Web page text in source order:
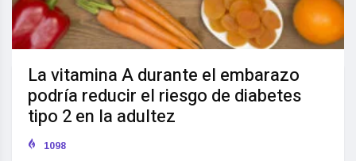
La vitamina A durante el embarazo
podría reducir el riesgo de diabetes
tipo 2 en la adultez
1098